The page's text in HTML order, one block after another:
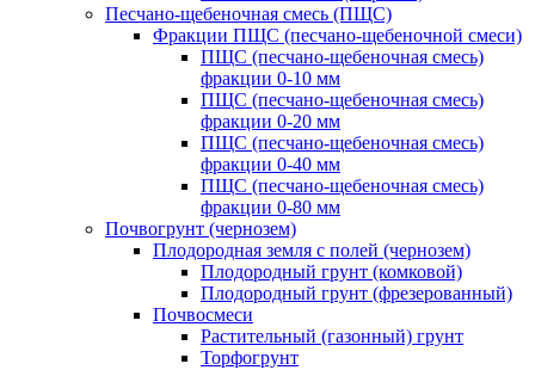
Песчано-щебеночная смесь (ПЩС)
Фракции ПЩС (песчано-щебеночной смеси)
ПЩС (песчано-щебеночная смесь)
фракции 0-10 мм
ПЩС (песчано-щебеночная смесь)
фракции 0-20 мм
ПЩС (песчано-щебеночная смесь)
фракции 0-40 мм
ПЩС (песчано-щебеночная смесь)
фракции 0-80 мм
Почвогрунт (чернозем)
Плодородная земля с полей (чернозем)
Плодородный грунт (комковой)
Плодородный грунт (фрезерованный)
Почвосмеси
Растительный (газонный) грунт
Торфогрунт